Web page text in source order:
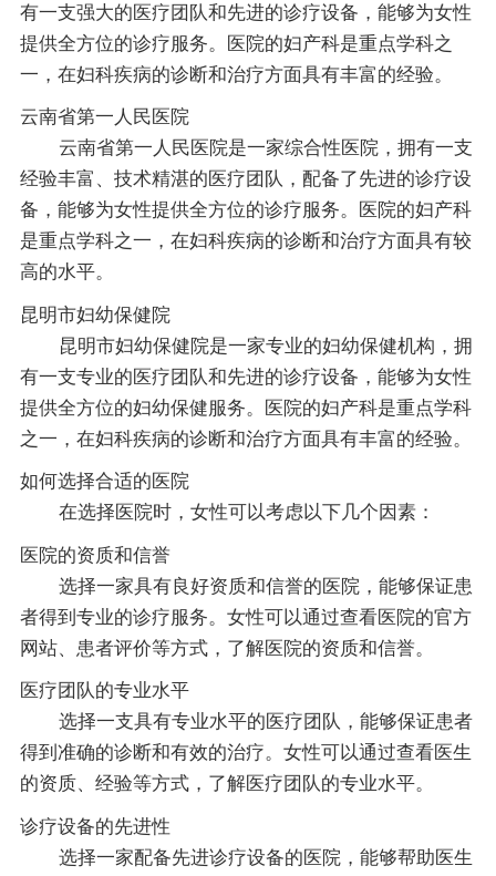
有一支强大的医疗团队和先进的诊疗设备，能够为女性
提供全方位的诊疗服务。医院的妇产科是重点学科之
一，在妇科疾病的诊断和治疗方面具有丰富的经验。
云南省第一人民医院
云南省第一人民医院是一家综合性医院，拥有一支
经验丰富、技术精湛的医疗团队，配备了先进的诊疗设
备，能够为女性提供全方位的诊疗服务。医院的妇产科
是重点学科之一，在妇科疾病的诊断和治疗方面具有较
高的水平。
昆明市妇幼保健院
昆明市妇幼保健院是一家专业的妇幼保健机构，拥
有一支专业的医疗团队和先进的诊疗设备，能够为女性
提供全方位的妇幼保健服务。医院的妇产科是重点学科
之一，在妇科疾病的诊断和治疗方面具有丰富的经验。
如何选择合适的医院
在选择医院时，女性可以考虑以下几个因素：
医院的资质和信誉
选择一家具有良好资质和信誉的医院，能够保证患
者得到专业的诊疗服务。女性可以通过查看医院的官方
网站、患者评价等方式，了解医院的资质和信誉。
医疗团队的专业水平
选择一支具有专业水平的医疗团队，能够保证患者
得到准确的诊断和有效的治疗。女性可以通过查看医生
的资质、经验等方式，了解医疗团队的专业水平。
诊疗设备的先进性
选择一家配备先进诊疗设备的医院，能够帮助医生